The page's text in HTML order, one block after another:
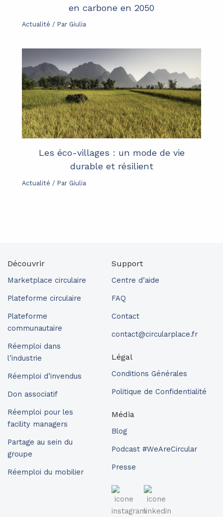
en carbone en 2050
Actualité / Par Giulia
Les éco-villages : un mode de vie
durable et résilient
Actualité / Par Giulia
Découvrir
Marketplace circulaire
Plateforme circulaire
Plateforme
communautaire
Réemploi dans
l’industrie
Réemploi d’invendus
Don associatif
Réemploi pour les
facility managers
Partage au sein du
groupe
Réemploi du mobilier
Support
Centre d’aide
FAQ
Contact
contact@circularplace.fr
Légal
Conditions Générales
Politique de Confidentialité
Média
Blog
Podcast #WeAreCircular
Presse